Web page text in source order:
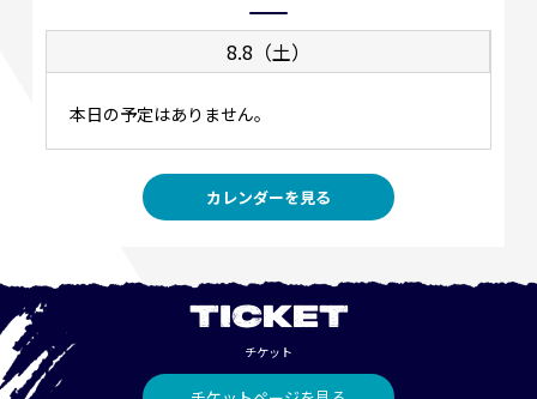
8.8（土）
本日の予定はありません。
カレンダーを見る
TICKET
チケット